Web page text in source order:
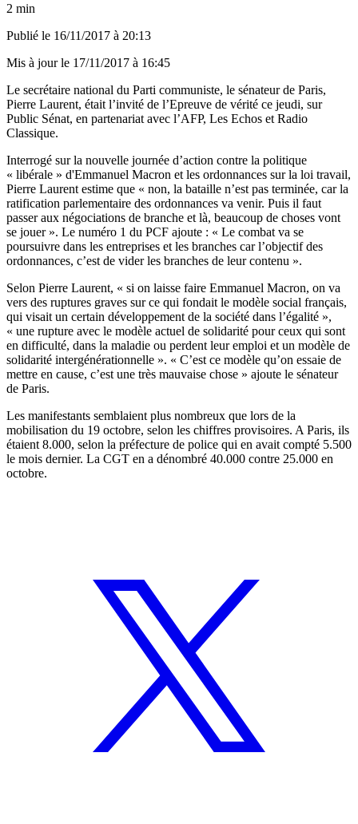
2 min
Publié le 16/11/2017 à 20:13
Mis à jour le 17/11/2017 à 16:45
Le secrétaire national du Parti communiste, le sénateur de Paris,
Pierre Laurent, était l’invité de l’Epreuve de vérité ce jeudi, sur
Public Sénat, en partenariat avec l’AFP, Les Echos et Radio
Classique.
Interrogé sur la nouvelle journée d’action contre la politique
« libérale » d'Emmanuel Macron et les ordonnances sur la loi travail,
Pierre Laurent estime que « non, la bataille n’est pas terminée, car la
ratification parlementaire des ordonnances va venir. Puis il faut
passer aux négociations de branche et là, beaucoup de choses vont
se jouer ». Le numéro 1 du PCF ajoute : « Le combat va se
poursuivre dans les entreprises et les branches car l’objectif des
ordonnances, c’est de vider les branches de leur contenu ».
Selon Pierre Laurent, « si on laisse faire Emmanuel Macron, on va
vers des ruptures graves sur ce qui fondait le modèle social français,
qui visait un certain développement de la société dans l’égalité »,
« une rupture avec le modèle actuel de solidarité pour ceux qui sont
en difficulté, dans la maladie ou perdent leur emploi et un modèle de
solidarité intergénérationnelle ». « C’est ce modèle qu’on essaie de
mettre en cause, c’est une très mauvaise chose » ajoute le sénateur
de Paris.
Les manifestants semblaient plus nombreux que lors de la
mobilisation du 19 octobre, selon les chiffres provisoires. A Paris, ils
étaient 8.000, selon la préfecture de police qui en avait compté 5.500
le mois dernier. La CGT en a dénombré 40.000 contre 25.000 en
octobre.